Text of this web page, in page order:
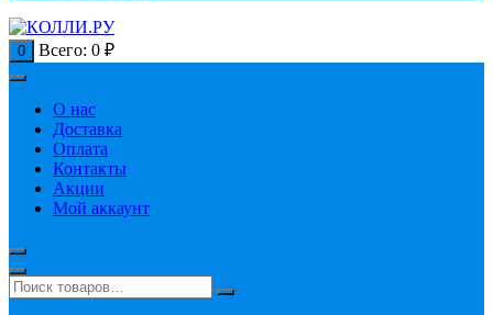
0 Всего: 0 ₽
О нас
Доставка
Оплата
Контакты
Акции
Мой аккаунт